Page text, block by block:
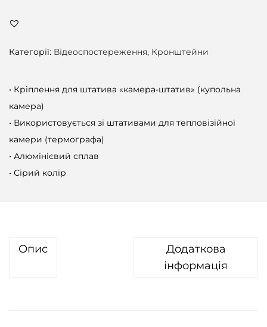
Категорії: Відеоспостереження, Кронштейни
• Кріплення для штатива «камера-штатив» (купольна
камера)
• Використовується зі штативами для тепловізійної
камери (термографа)
• Алюмінієвий сплав
• Сірий колір
Опис
Додаткова
інформація